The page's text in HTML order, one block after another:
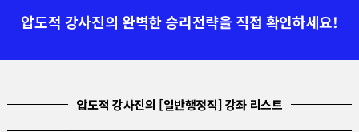
압도적 강사진의 완벽한 승리전략을 직접 확인하세요!
압도적 강사진의 [일반행정직] 강좌 리스트